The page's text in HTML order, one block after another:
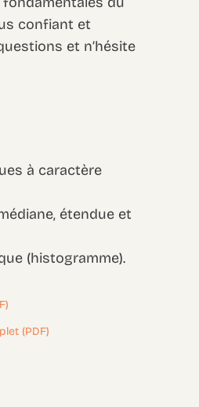
confiant et
et n’hésite
à caractère
étendue et
(histogramme).
(PDF)